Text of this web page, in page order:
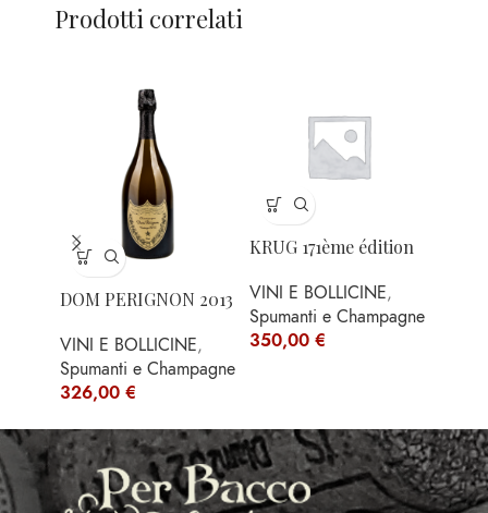
Prodotti correlati
DOM PERIGNON 2013
VINI E BOLLICINE,
Spumanti e Champagne
326,00 €
KRUG 171ème édition
VINI E BOLLICINE,
Spumanti e Champagne
350,00 €